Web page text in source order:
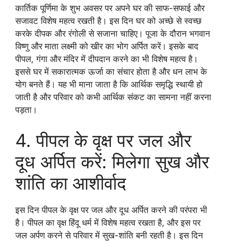
कार्तिक पूर्णिमा के शुभ अवसर पर अपने घर की साफ-सफाई और
सजावट विशेष महत्व रखती है। इस दिन घर को अच्छे से स्वच्छ
करके दीपक और रंगोली से सजाना चाहिए। पूजा के दौरान भगवान
विष्णु और माता लक्ष्मी को खीर का भोग अर्पित करें। इसके बाद
पीपल, गंगा और मंदिर में दीपदान करने का भी विशेष महत्व है।
इससे घर में सकारात्मक ऊर्जा का संचार होता है और धन लाभ के
योग बनते हैं। यह भी माना जाता है कि आर्थिक समृद्धि स्थायी हो
जाती है और परिवार को कभी आर्थिक संकट का सामना नहीं करना
पड़ता।
4. पीपल के वृक्ष पर जल और
दूध अर्पित करें: मिलेगा सुख और
शांति का आशीर्वाद
इस दिन पीपल के वृक्ष पर जल और दूध अर्पित करने की परंपरा भी
है। पीपल का वृक्ष हिंदू धर्म में विशेष महत्व रखता है, और इस पर
जल अर्पण करने से परिवार में सुख-शांति बनी रहती है। इस दिन